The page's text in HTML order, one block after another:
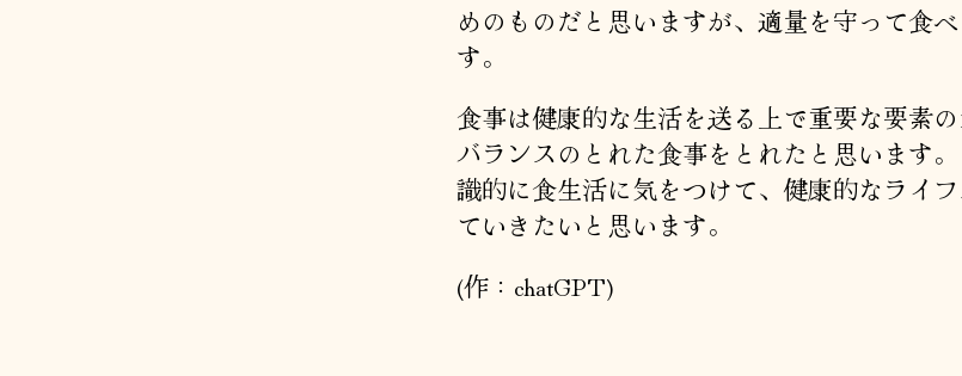
めのものだと思いますが、適量を守って食
す。
食事は健康的な生活を送る上で重要な要素
バランスのとれた食事をとれたと思います
識的に食生活に気をつけて、健康的なライ
ていきたいと思います。
(作：chatGPT)